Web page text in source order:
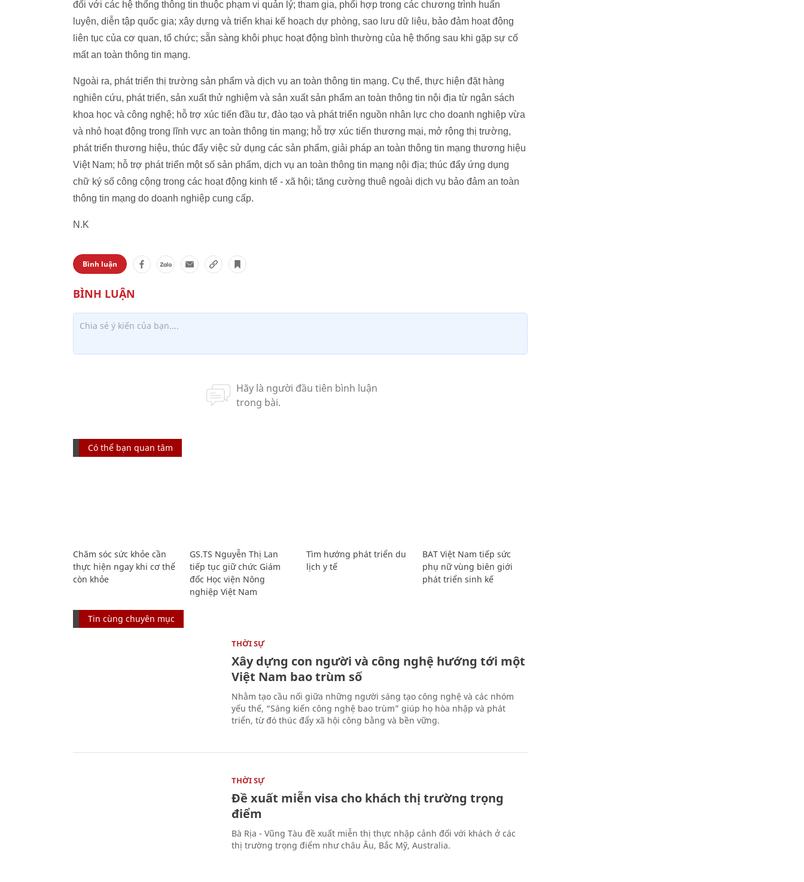
đối với các hệ thống thông tin thuộc phạm vi quản lý; tham gia, phối hợp trong các chương trình huấn
luyện, diễn tập quốc gia; xây dựng và triển khai kế hoạch dự phòng, sao lưu dữ liệu, bảo đảm hoạt động
liên tục của cơ quan, tổ chức; sẵn sàng khôi phục hoạt động bình thường của hệ thống sau khi gặp sự cố
mất an toàn thông tin mạng.
Ngoài ra, phát triển thị trường sản phẩm và dịch vụ an toàn thông tin mạng. Cụ thể, thực hiện đặt hàng
nghiên cứu, phát triển, sản xuất thử nghiệm và sản xuất sản phẩm an toàn thông tin nội địa từ ngân sách
khoa học và công nghệ; hỗ trợ xúc tiến đầu tư, đào tạo và phát triển nguồn nhân lực cho doanh nghiệp vừa
và nhỏ hoạt động trong lĩnh vực an toàn thông tin mạng; hỗ trợ xúc tiến thương mại, mở rộng thị trường,
phát triển thương hiệu, thúc đẩy việc sử dụng các sản phẩm, giải pháp an toàn thông tin mạng thương hiệu
Việt Nam; hỗ trợ phát triển một số sản phẩm, dịch vụ an toàn thông tin mạng nội địa; thúc đẩy ứng dụng
chữ ký số công cộng trong các hoạt động kinh tế - xã hội; tăng cường thuê ngoài dịch vụ bảo đảm an toàn
thông tin mạng do doanh nghiệp cung cấp.
N.K
Bình luận
Có thể bạn quan tâm
Chăm sóc sức khỏe cần
thực hiện ngay khi cơ thể
còn khỏe
GS.TS Nguyễn Thị Lan
tiếp tục giữ chức Giám
đốc Học viện Nông
nghiệp Việt Nam
Tìm hướng phát triển du
lịch y tế
BAT Việt Nam tiếp sức
phụ nữ vùng biên giới
phát triển sinh kế
Tin cùng chuyên mục
THỜI SỰ
Xây dựng con người và công nghệ hướng tới một
Việt Nam bao trùm số
Nhằm tạo cầu nối giữa những người sáng tạo công nghệ và các nhóm
yếu thế, “Sáng kiến công nghệ bao trùm” giúp họ hòa nhập và phát
triển, từ đó thúc đẩy xã hội công bằng và bền vững.
THỜI SỰ
Đề xuất miễn visa cho khách thị trường trọng
điểm
Bà Rịa - Vũng Tàu đề xuất miễn thị thực nhập cảnh đối với khách ở các
thị trường trọng điểm như châu Âu, Bắc Mỹ, Australia.